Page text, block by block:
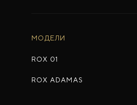
МОДЕЛИ
ROX 01
ROX ADAMAS